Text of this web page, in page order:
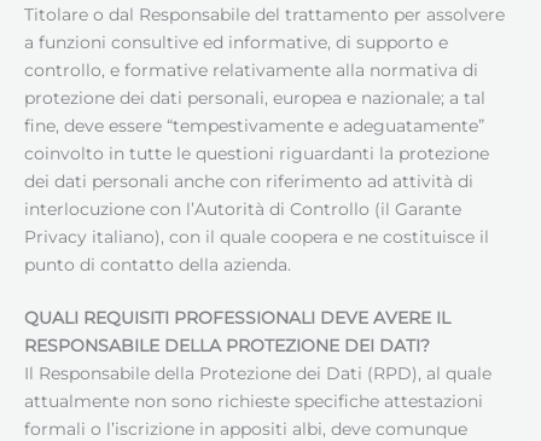
Titolare o dal Responsabile del trattamento per assolvere
a funzioni consultive ed informative, di supporto e
controllo, e formative relativamente alla normativa di
protezione dei dati personali, europea e nazionale; a tal
fine, deve essere “tempestivamente e adeguatamente”
coinvolto in tutte le questioni riguardanti la protezione
dei dati personali anche con riferimento ad attività di
interlocuzione con l’Autorità di Controllo (il Garante
Privacy italiano), con il quale coopera e ne costituisce il
punto di contatto della azienda.
QUALI REQUISITI PROFESSIONALI DEVE AVERE IL
RESPONSABILE DELLA PROTEZIONE DEI DATI?
Il Responsabile della Protezione dei Dati (RPD), al quale
attualmente non sono richieste specifiche attestazioni
formali o l’iscrizione in appositi albi, deve comunque